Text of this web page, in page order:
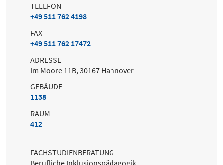
TELEFON
+49 511 762 4198
FAX
+49 511 762 17472
ADRESSE
Im Moore 11B, 30167 Hannover
GEBÄUDE
1138
RAUM
412
FACHSTUDIENBERATUNG
Berufliche Inklusionspädagogik